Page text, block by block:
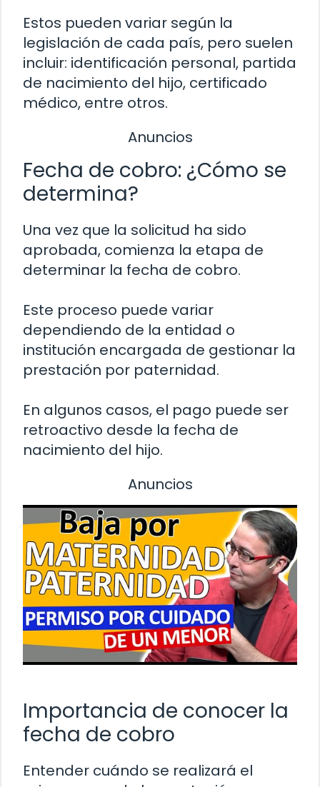
Estos pueden variar según la
legislación de cada país, pero suelen
incluir: identificación personal, partida
de nacimiento del hijo, certificado
médico, entre otros.
Anuncios
Fecha de cobro: ¿Cómo se
determina?
Una vez que la solicitud ha sido
aprobada, comienza la etapa de
determinar la fecha de cobro.
Este proceso puede variar
dependiendo de la entidad o
institución encargada de gestionar la
prestación por paternidad.
En algunos casos, el pago puede ser
retroactivo desde la fecha de
nacimiento del hijo.
Anuncios
Importancia de conocer la
fecha de cobro
Entender cuándo se realizará el